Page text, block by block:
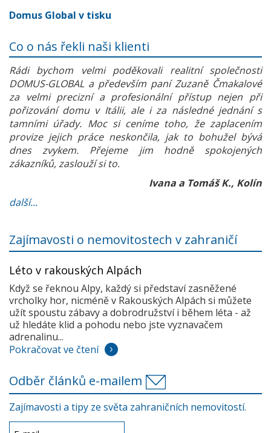
Domus Global v tisku
Co o nás řekli naši klienti
Rádi bychom velmi poděkovali realitní společnosti
DOMUS-GLOBAL a především paní Zuzaně Čmakalové
za velmi precizní a profesionální přístup nejen při
pořizování domu v Itálii, ale i za následné jednání s
tamními úřady. Moc si ceníme toho, že zaplacením
provize jejich práce neskončila, jak to bohužel bývá
dnes zvykem. Přejeme jim hodně spokojených
zákazníků, zaslouží si to.
Ivana a Tomáš K., Kolín
další...
Zajímavosti o nemovitostech v zahraničí
Léto v rakouských Alpách
Když se řeknou Alpy, každý si představí zasněžené
vrcholky hor, nicméně v Rakouských Alpách si můžete
užít spoustu zábavy a dobrodružství i během léta - až
už hledáte klid a pohodu nebo jste vyznavačem
adrenalinu...
Pokračovat ve čtení
Odběr článků e-mailem
Zajímavosti a tipy ze světa zahraničních nemovitostí.